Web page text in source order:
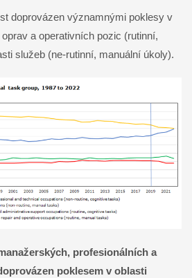
doprovázen významnými poklesy v
a operativních pozic (rutinní,
služeb (ne-rutinní, manuální úkoly).
profesionálních a
poklesem v oblasti